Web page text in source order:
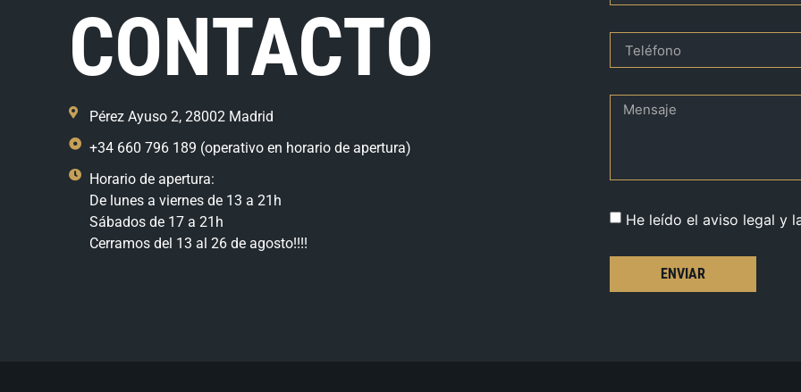
CONTACTO
Pérez Ayuso 2, 28002 Madrid
+34 660 796 189 (operativo en horario de apertura)
Horario de apertura:
De lunes a viernes de 13 a 21h
Sábados de 17 a 21h
Cerramos del 13 al 26 de agosto!!!!
He leído el aviso legal y
ENVIAR